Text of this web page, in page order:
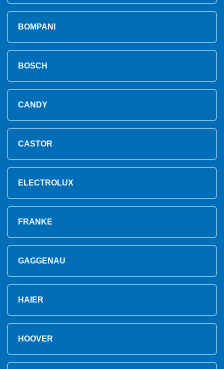
BOMPANI
BOSCH
CANDY
CASTOR
ELECTROLUX
FRANKE
GAGGENAU
HAIER
HOOVER